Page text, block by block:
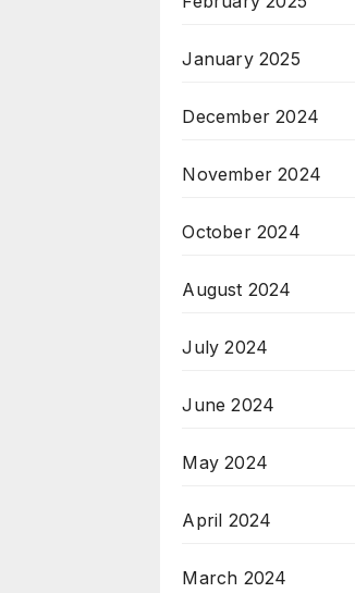
January 2025
December 2024
November 2024
October 2024
August 2024
July 2024
June 2024
May 2024
April 2024
March 2024